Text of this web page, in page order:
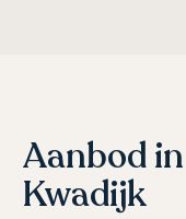
Aanbod in
Kwadijk